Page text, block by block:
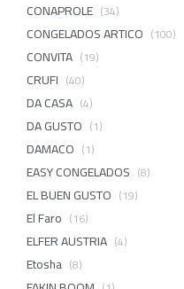
CONAPROLE (34)
CONGELADOS ARTICO (100)
CONVITA (19)
CRUFI (40)
DA CASA (4)
DA GUSTO (1)
DAMACO (1)
EASY CONGELADOS (8)
EL BUEN GUSTO (19)
El Faro (16)
ELFER AUSTRIA (4)
Etosha (8)